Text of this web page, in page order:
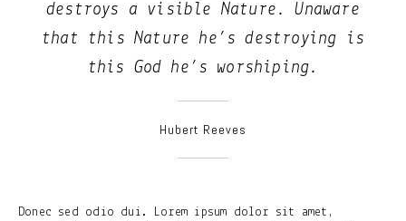
destroys a visible Nature. Unaware
that this Nature he’s destroying is
this God he’s worshiping.
Hubert Reeves
Donec sed odio dui. Lorem ipsum dolor sit amet,